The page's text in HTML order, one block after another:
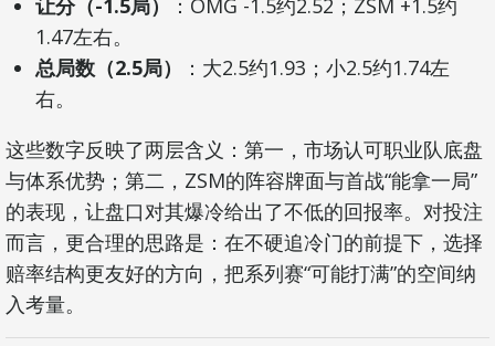
让分（-1.5局）
：OMG -1.5约2.52；ZSM +1.5约
1.47左右。
总局数（2.5局）
：大2.5约1.93；小2.5约1.74左
右。
这些数字反映了两层含义：第一，市场认可职业队底盘
与体系优势；第二，ZSM的阵容牌面与首战“能拿一局”
的表现，让盘口对其爆冷给出了不低的回报率。对投注
而言，更合理的思路是：在不硬追冷门的前提下，选择
赔率结构更友好的方向，把系列赛“可能打满”的空间纳
入考量。